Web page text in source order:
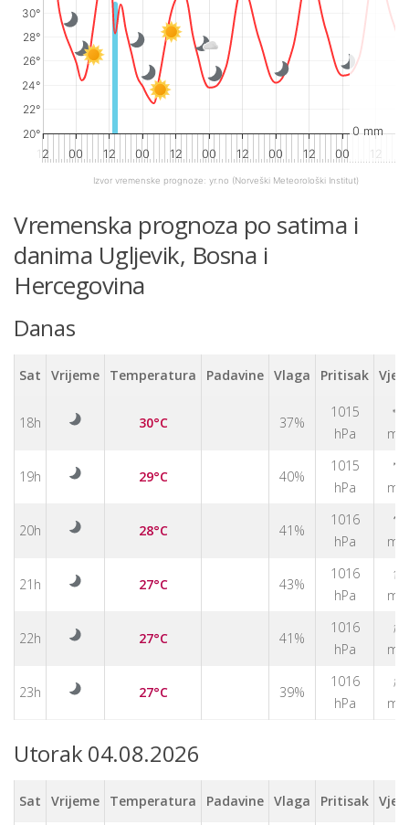
Izvor vremenske prognoze: yr.no (Norveški Meteorološki Institut)
20°
22°
24°
26°
28°
30°
0 mm
12 00 12 00 12 00 12 00 12 00 12
Vremenska prognoza po satima i
danima Ugljevik, Bosna i
Hercegovina
Danas
Sat Vrijeme Temperatura Padavine Vlaga Pritisak
18h 30°C 37%
1015
hPa
↑
m/s
19h 29°C 40%
1015
hPa
↑
m/s
20h 28°C 41%
1016
hPa
↑
m/s
21h 27°C 43%
1016
hPa
↑
m/s
22h 27°C 41%
1016
hPa
↑
m/s
23h 27°C 39%
1016
hPa
↑
m/s
Utorak 04.08.2026
Sat Vrijeme Temperatura Padavine Vlaga Pritisak